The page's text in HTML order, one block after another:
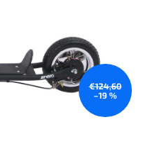
€124,60
–19 %